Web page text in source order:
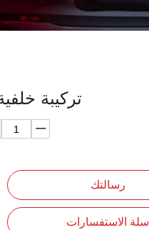
تركيبة
رسالتك
سلة الاستفسارات